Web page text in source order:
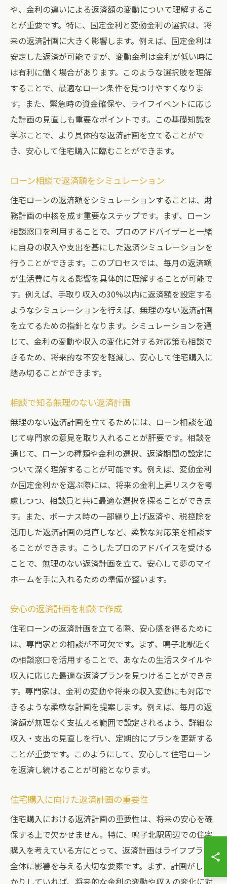
や、金利の違いによる返済額の変動について理解するこ
とが重要です。特に、固定金利と変動金利の選択は、将
来の返済計画に大きく影響します。例えば、固定金利は
安定した返済が可能ですが、変動金利は金利が低い時に
は有利に働く場合があります。このような選択肢を理解
することで、最適なローン条件を見つけやすくなりま
す。また、緊急時の資金確保や、ライフイベントに応じ
た計画の見直しも重要なポイントです。この基礎知識を
学ぶことで、より具体的な返済計画を立てることがで
き、安心して住宅購入に臨むことができます。
ローン相談で返済額をシミュレーション
住宅ローンの返済額をシミュレーションすることは、財
務計画の中核を成す重要なステップです。まず、ローン
相談窓口を利用することで、プロのアドバイザーと一緒
に自身の収入や支出を基にした返済シミュレーションを
行うことができます。このプロセスでは、毎月の返済額
が生活費に与える影響を具体的に理解することが可能で
す。例えば、手取り収入の30%以内に返済額を設定する
ようなシミュレーションを行えば、無理のない返済計画
を立てるための指針となります。シミュレーションを通
じて、金利の変動や収入の変化に対する対応策も相談で
きるため、将来的な不安を軽減し、安心して住宅購入に
踏み切ることができます。
相談で知る無理のない返済計画
無理のない返済計画を立てるためには、ローン相談を通
じて専門家の意見を取り入れることが肝要です。相談を
通じて、ローンの種類や金利の選択、返済期間の設定に
ついて深く理解することが可能です。例えば、変動金利
か固定金利かを選ぶ際には、将来の金利上昇リスクを考
慮しつつ、相談員と共に最適な選択を探ることができま
す。また、ボーナス時の一部繰り上げ返済や、税控除を
活用した返済計画の見直しなど、柔軟な対応策を相談す
ることができます。こうしたプロのアドバイスを受ける
ことで、無理のない返済計画を立て、安心して夢のマイ
ホームを手に入れるための準備が整います。
安心の返済計画を相談で作成
住宅ローンの返済計画を立てる際、安心感を得るために
は、専門家との相談が不可欠です。まず、鳴子北駅近く
の相談窓口を活用することで、あなたの生活スタイルや
収入に応じた最適な返済プランを見つけることができま
す。専門家は、金利の変動や将来の収入変動にも対応で
きるような柔軟な計画を提案します。例えば、毎月の返
済額が無理なく支払える範囲で設定されるよう、詳細な
収入・支出の見直しを行い、定期的にプランを更新する
ことが重要です。このようにして、安心して住宅ローン
を返済し続けることが可能となります。
住宅購入に向けた返済計画の重要性
住宅購入における返済計画の重要性は、将来の安心を確
保する上で欠かせません。特に、鳴子北駅周辺での住宅
購入を考えている方にとって、返済計画はライフプラン
全体に影響を与える大切な要素です。まず、計画がしっ
かりしていれば、将来的な金利の変動や収入の変化に対